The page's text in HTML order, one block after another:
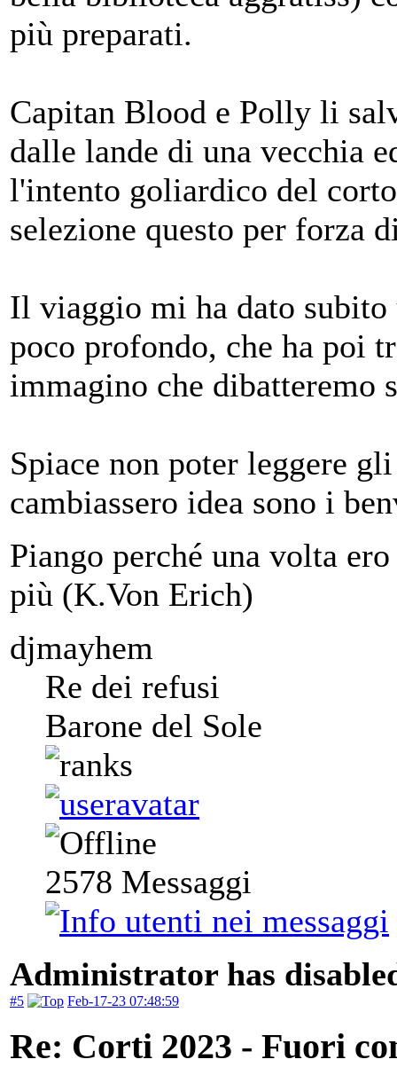
più preparati.
Capitan Blood e Polly li
dalle lande di una vecchia
l'intento goliardico del
selezione questo per forza
Il viaggio mi ha dato subito
poco profondo, che ha poi
immagino che dibatteremo
Spiace non poter leggere
cambiassero idea sono i
Piango perché una volta
più (K.Von Erich)
djmayhem
Re dei refusi
Barone del Sole
2578 Messaggi
Administrator has
#5 Feb-17-23 07:48:59
Re: Corti 2023 - Fuori